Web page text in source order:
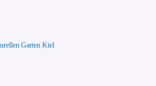
Garten Kiel